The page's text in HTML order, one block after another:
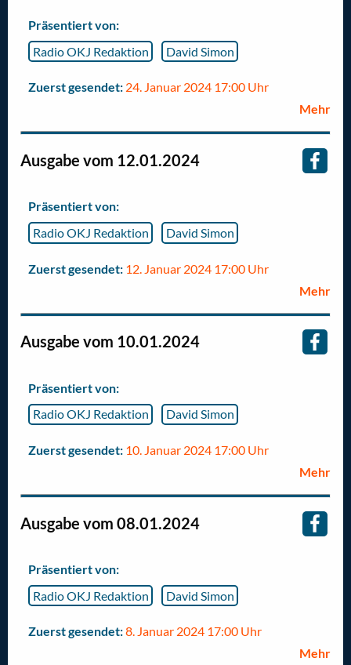
Präsentiert von:
Radio OKJ Redaktion
David Simon
Zuerst gesendet: 24. Januar 2024 17:00 Uhr
Mehr
Ausgabe vom 12.01.2024
Präsentiert von:
Radio OKJ Redaktion
David Simon
Zuerst gesendet: 12. Januar 2024 17:00 Uhr
Mehr
Ausgabe vom 10.01.2024
Präsentiert von:
Radio OKJ Redaktion
David Simon
Zuerst gesendet: 10. Januar 2024 17:00 Uhr
Mehr
Ausgabe vom 08.01.2024
Präsentiert von:
Radio OKJ Redaktion
David Simon
Zuerst gesendet:8. Januar 2024 17:00 Uhr
Mehr